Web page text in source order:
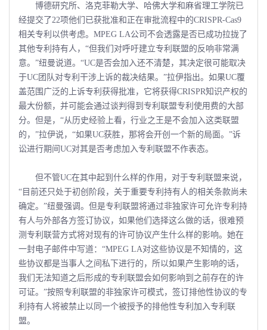
博德研究所、洛克菲勒大学、哈佛大学和麻省理工学院已
经提交了22项他们已获批准和正在审批流程中的CRISPR-Cas9
相关专利以供考虑。MPEG LA公司不会透露是否已成功拉拢了
其他专利持有人，“但我们对呼吁建立专利联盟的反响非常满
意。”纽曼说道。“UC是否会加入还不清楚，其决定很可能取决
于UC团队对专利干涉上诉的裁决结果。”拉伊指出。如果UC覆
盖范围广泛的上诉专利获得批准，它将获得CRISPR知识产权的
最大份额，并可能会通过谈判得到专利联盟专利使用费的大部
分。但是，“从历史经验上看，行业之王是不会加入这类联盟
的，”拉伊说，“如果UC获胜，那将会开创一个新的局面。”诉
讼进行期间UC对其是否考虑加入专利联盟不作表态。
但不管UC在其中起到什么样的作用，对于专利联盟来说，
“目前还只处于初创阶段，关于重要专利持有人的相关条款尚未
确定。”纽曼强调。但是专利联盟将通过非独家许可允许专利持
有人与外部各方签订协议，如果他们选择这么做的话，很难预
测专利联营方式将对现有的许可协议产生什么样的影响。她在
一封电子邮件中写道：“MPEG LA对这些协议是不知情的，这
些协议都是当事人之间私下进行的，所以如果产生影响的话，
我们无法知道之后形成的专利联盟会如何影响到之前存在的许
可证。”按照专利联盟的非独家许可模式，签订排他性协议的专
利持有人将被禁止以同一个被授予的排他性专利加入专利联
盟。